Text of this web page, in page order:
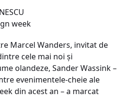
week
Marcel Wanders, invitat de
cele mai noi şi
olandeze, Sander Wassink –
evenimentele-cheie ale
din acest an – a marcat